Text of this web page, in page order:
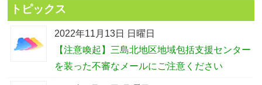
トピックス
2022年11月13日 日曜日
【注意喚起】三島北地区地域包括支援センター
を装った不審なメールにご注意ください